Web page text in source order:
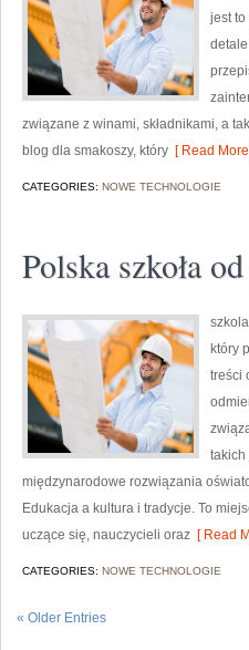
jest
związane z winami, składnikami, a
blog dla smakoszy, który [ Read
CATEGORIES: NOWE TECHNOLOGIE
Polska szkoła
który
treści
takich
międzynarodowe rozwiązania
Edukacja a kultura i tradycje. To
uczące się, nauczycieli oraz [ Read
CATEGORIES: NOWE TECHNOLOGIE
« Older Entries